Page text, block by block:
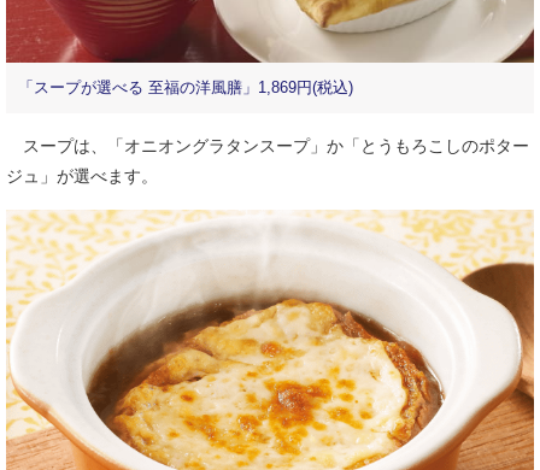
「スープが選べる 至福の洋風膳」1,869円(税込)
スープは、「オニオングラタンスープ」か「とうもろこしのポター
ジュ」が選べます。